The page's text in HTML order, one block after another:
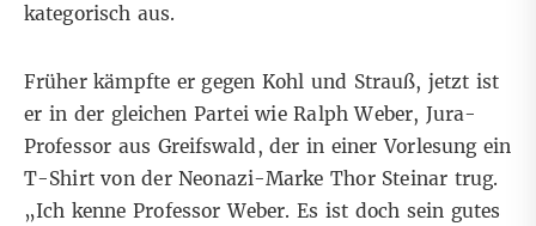
kategorisch aus.
Früher kämpfte er gegen Kohl und Strauß, jetzt ist
er in der gleichen Partei wie Ralph Weber, Jura-
Professor aus Greifswald, der in einer Vorlesung ein
T-Shirt von der Neonazi-Marke Thor Steinar trug.
„Ich kenne Professor Weber. Es ist doch sein gutes